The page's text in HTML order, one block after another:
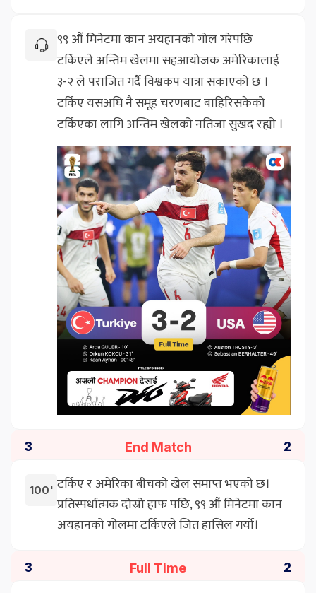
९९ औं मिनेटमा कान अयहानको गोल गरेपछि
टर्किएले अन्तिम खेलमा सहआयोजक अमेरिकालाई
३-२ ले पराजित गर्दै विश्वकप यात्रा सकाएको छ ।
टर्किए यसअघि नै समूह चरणबाट बाहिरिसकेको
टर्किएका लागि अन्तिम खेलको नतिजा सुखद रह्यो ।
3 End Match 2
100' टर्किए र अमेरिका बीचको खेल समाप्त भएको छ।
प्रतिस्पर्धात्मक दोस्रो हाफ पछि, ९९ औं मिनेटमा कान
अयहानको गोलमा टर्किएले जित हासिल गर्यो।
3 Full Time 2